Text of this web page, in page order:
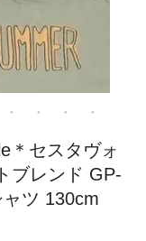
セスタヴォ
ブレンド GP-
ツ 130cm